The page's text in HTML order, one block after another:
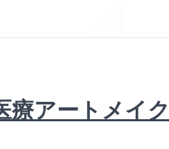
療アートメイ